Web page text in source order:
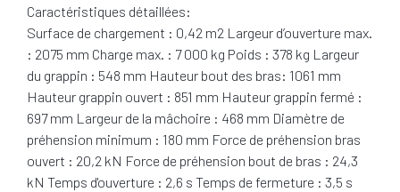
Caractéristiques détaillées:
Surface de chargement : 0,42 m2 Largeur d’ouverture max.
: 2075 mm Charge max. : 7 000 kg Poids : 378 kg Largeur
du grappin : 548 mm Hauteur bout des bras: 1061 mm
Hauteur grappin ouvert : 851 mm Hauteur grappin fermé :
697 mm Largeur de la mâchoire : 468 mm Diamètre de
préhension minimum : 180 mm Force de préhension bras
ouvert : 20,2 kN Force de préhension bout de bras : 24,3
kN Temps d'ouverture : 2,6 s Temps de fermeture : 3,5 s